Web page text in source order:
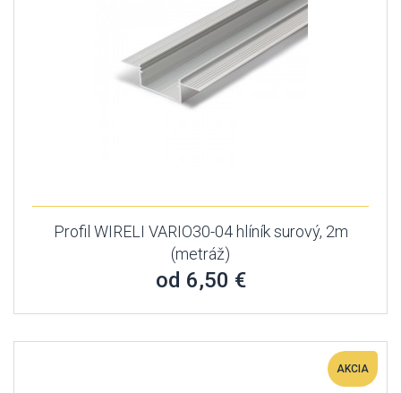
Profil WIRELI VARIO30-04 hlíník surový, 2m
(metráž)
od 6,50 €
AKCIA